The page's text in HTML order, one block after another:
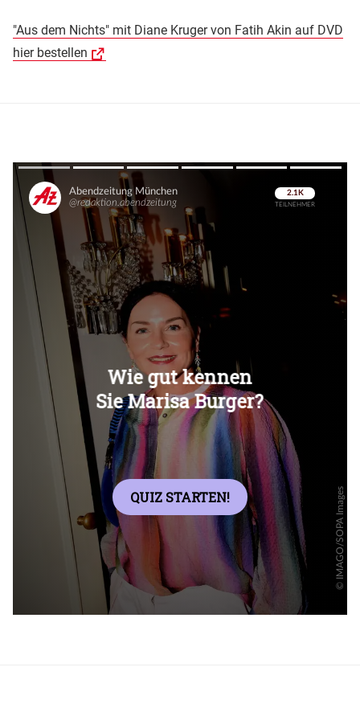
"Aus dem Nichts" mit Diane Kruger von Fatih Akin auf DVD
hier bestellen
Überspringen